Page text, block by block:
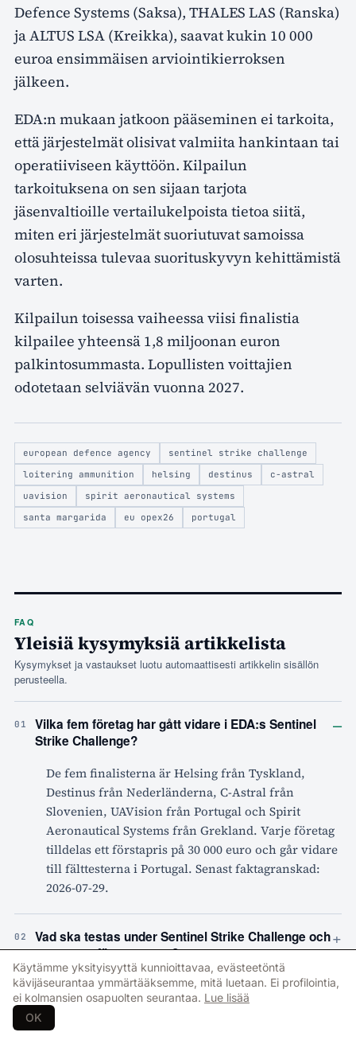
Defence Systems (Saksa), THALES LAS (Ranska)
ja ALTUS LSA (Kreikka), saavat kukin 10 000
euroa ensimmäisen arviointikierroksen
jälkeen.
EDA:n mukaan jatkoon pääseminen ei tarkoita,
että järjestelmät olisivat valmiita hankintaan tai
operatiiviseen käyttöön. Kilpailun
tarkoituksena on sen sijaan tarjota
jäsenvaltioille vertailukelpoista tietoa siitä,
miten eri järjestelmät suoriutuvat samoissa
olosuhteissa tulevaa suorituskyvyn kehittämistä
varten.
Kilpailun toisessa vaiheessa viisi finalistia
kilpailee yhteensä 1,8 miljoonan euron
palkintosummasta. Lopullisten voittajien
odotetaan selviävän vuonna 2027.
european defence agency
sentinel strike challenge
loitering ammunition
helsing destinus
c-astral
uavision
spirit aeronautical systems
santa margarida
eu opex26 portugal
FAQ
Yleisiä kysymyksiä artikkelista
Kysymykset ja vastaukset luotu automaattisesti artikkelin sisällön
perusteella.
01
Vilka fem företag har gått vidare i EDA:s Sentinel
Strike Challenge?
–
De fem finalisterna är Helsing från Tyskland,
Destinus från Nederländerna, C-Astral från
Slovenien, UAVision från Portugal och Spirit
Aeronautical Systems från Grekland. Varje företag
tilldelas ett förstapris på 30 000 euro och går vidare
till fälttesterna i Portugal. Senast faktagranskad:
2026-07-29.
02
Vad ska testas under Sentinel Strike Challenge och
var genomförs testerna?
+
03
Hur stora prispengar är kopplade till tävlingens
olika faser?
Käytämme yksityisyyttä kunnioittavaa, evästeetöntä
kävijäseurantaa ymmärtääksemme, mitä luetaan. Ei profilointia,
ei kolmansien osapuolten seurantaa. Lue lisää
OK